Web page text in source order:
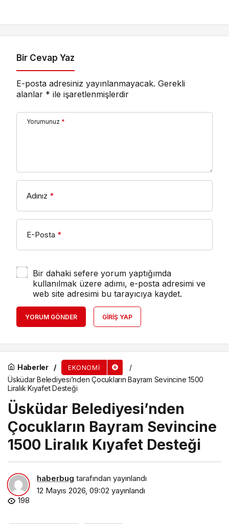
Bir Cevap Yaz
E-posta adresiniz yayınlanmayacak. Gerekli
alanlar * ile işaretlenmişlerdir
Yorumunuz *
Adınız *
E-Posta *
Bir dahaki sefere yorum yaptığımda
kullanılmak üzere adımı, e-posta adresimi ve
web site adresimi bu tarayıcıya kaydet.
YORUM GÖNDER GIRIŞ YAP
Haberler EKONOMI
Üsküdar Belediyesi’nden Çocukların Bayram Sevincine 1500
Liralık Kıyafet Desteği
Üsküdar Belediyesi’nden
Çocukların Bayram Sevincine
1500 Liralık Kıyafet Desteği
haberbug tarafından yayınlandı
12 Mayıs 2026, 09:02 yayınlandı
198